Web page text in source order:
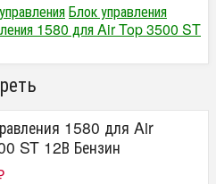
Блок управления
1580 для Air Top 3500 ST
1580 для Air
ST 12В Бензин